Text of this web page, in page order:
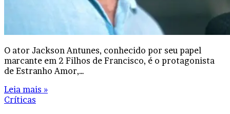
O ator Jackson Antunes, conhecido por seu papel
marcante em 2 Filhos de Francisco, é o protagonista
de Estranho Amor,…
Leia mais »
Críticas